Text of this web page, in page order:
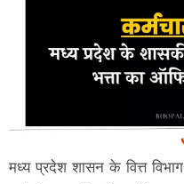
मध्य प्रदेश शासन के वित्त विभाग